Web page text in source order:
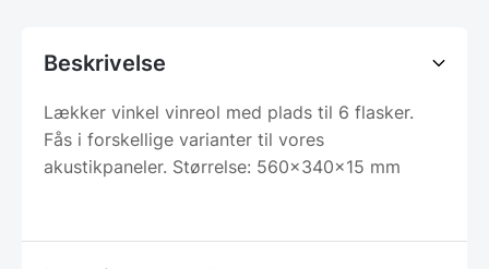
Beskrivelse
Lækker vinkel vinreol med plads til 6 flasker.
Fås i forskellige varianter til vores
akustikpaneler. Størrelse: 560x340x15 mm